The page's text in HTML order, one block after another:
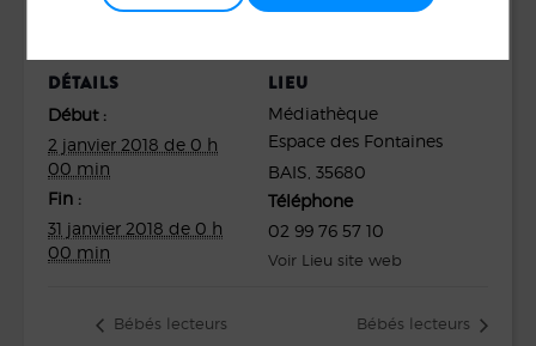
DÉTAILS
Début :
2 janvier 2018 de 0 h
00 min
Fin :
31 janvier 2018 de 0 h
00 min
LIEU
Médiathèque
Espace des Fontaines
BAIS, 35680
Téléphone
02 99 76 57 10
Voir Lieu site web
Bébés lecteurs Bébés lecteurs